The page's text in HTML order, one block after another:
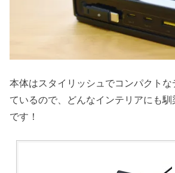
本体はスタイリッシュでコンパクトな
ているので、どんなインテリアにも馴
です！